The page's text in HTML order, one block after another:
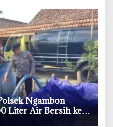
Ngambon
Liter Air Bersih ke